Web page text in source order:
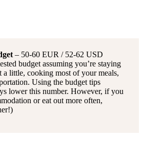
– 50-60 EUR / 52-62 USD
budget assuming you’re staying
a little, cooking most of your meals,
Using the budget tips
lower this number. However, if you
or eat out more often,